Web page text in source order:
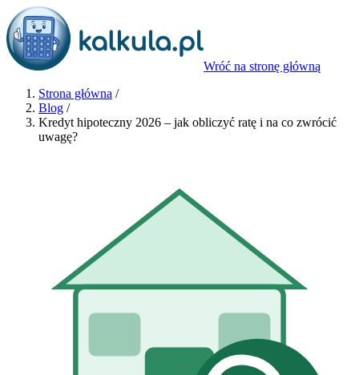
Wróć na stronę główną
Strona główna /
Blog /
Kredyt hipoteczny 2026 – jak obliczyć ratę i na co zwrócić
uwagę?